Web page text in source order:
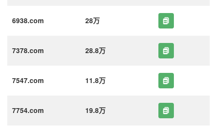
6938.com 28万
7378.com 28.8万
7547.com 11.8万
7754.com 19.8万